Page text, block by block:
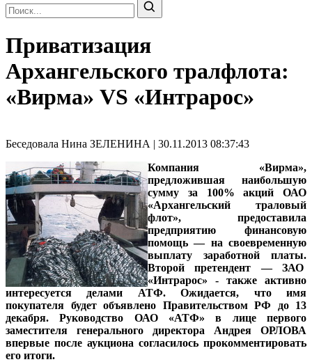
Приватизация
Архангельского тралфлота:
«Вирма» VS «Интрарос»
Беседовала Нина ЗЕЛЕНИНА | 30.11.2013 08:37:43
Компания «Вирма»,
предложившая наибольшую
сумму за 100% акций ОАО
«Архангельский траловый
флот», предоставила
предприятию финансовую
помощь — на своевременную
выплату заработной платы.
Второй претендент — ЗАО
«Интрарос» - также активно
интересуется делами АТФ. Ожидается, что имя
покупателя будет объявлено Правительством РФ до 13
декабря. Руководство ОАО «АТФ» в лице первого
заместителя генерального директора Андрея ОРЛОВА
впервые после аукциона согласилось прокомментировать
его итоги.